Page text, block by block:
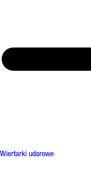
Wiertarki udarowe